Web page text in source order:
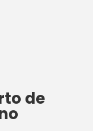
de